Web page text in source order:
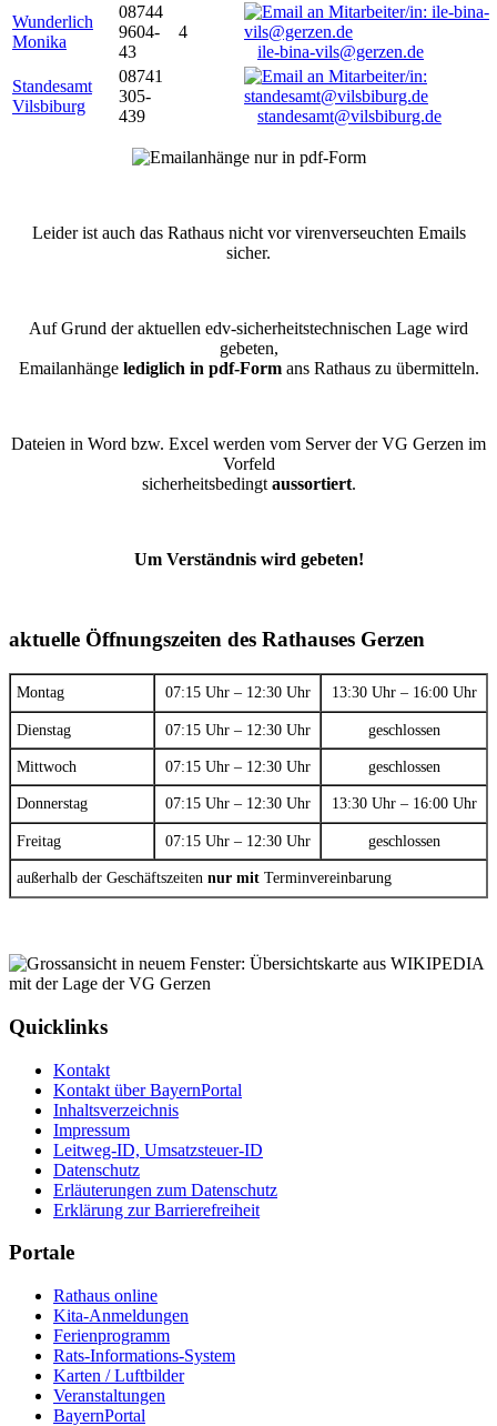
Wunderlich
Monika
08744
9604-
43
4
ile-bina-vils@gerzen.de
Standesamt
Vilsbiburg
08741
305-
439
standesamt@vilsbiburg.de
Leider ist auch das Rathaus nicht vor virenverseuchten Emails
sicher.
Auf Grund der aktuellen edv-sicherheitstechnischen Lage wird
gebeten,
Emailanhänge lediglich in pdf-Formans Rathaus zu übermitteln.
Dateien in Word bzw. Excel werden vom Server der VG Gerzen im
Vorfeld
sicherheitsbedingt aussortiert.
Um Verständnis wird gebeten!
aktuelle Öffnungszeiten des Rathauses Gerzen
Montag 07:15 Uhr – 12:30 Uhr 13:30 Uhr – 16:00 Uhr
Dienstag 07:15 Uhr – 12:30 Uhr geschlossen
Mittwoch 07:15 Uhr – 12:30 Uhr geschlossen
Donnerstag 07:15 Uhr – 12:30 Uhr 13:30 Uhr – 16:00 Uhr
Freitag 07:15 Uhr – 12:30 Uhr geschlossen
außerhalb der Geschäftszeiten nur mit Terminvereinbarung
Quicklinks
Kontakt
Kontakt über BayernPortal
Inhaltsverzeichnis
Impressum
Leitweg-ID, Umsatzsteuer-ID
Datenschutz
Erläuterungen zum Datenschutz
Erklärung zur Barrierefreiheit
Portale
Rathaus online
Kita-Anmeldungen
Ferienprogramm
Rats-Informations-System
Karten / Luftbilder
Veranstaltungen
BayernPortal